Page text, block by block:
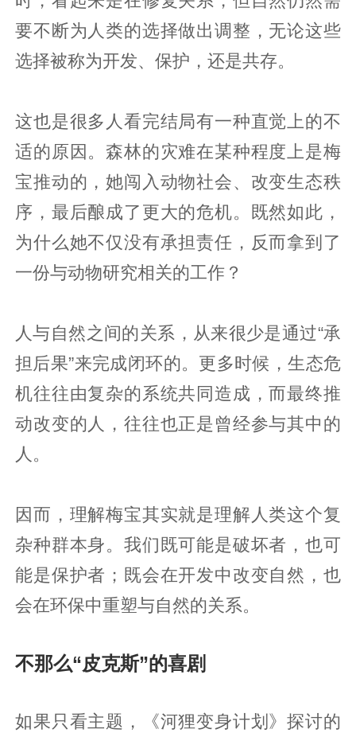
要不断为人类的选择做出调整，无论这些
选择被称为开发、保护，还是共存。
这也是很多人看完结局有一种直觉上的不
适的原因。森林的灾难在某种程度上是梅
宝推动的，她闯入动物社会、改变生态秩
序，最后酿成了更大的危机。既然如此，
为什么她不仅没有承担责任，反而拿到了
一份与动物研究相关的工作？
人与自然之间的关系，从来很少是通过“承
担后果”来完成闭环的。更多时候，生态危
机往往由复杂的系统共同造成，而最终推
动改变的人，往往也正是曾经参与其中的
人。
因而，理解梅宝其实就是理解人类这个复
杂种群本身。我们既可能是破坏者，也可
能是保护者；既会在开发中改变自然，也
会在环保中重塑与自然的关系。
不那么“皮克斯”的喜剧
如果只看主题，《河狸变身计划》探讨的